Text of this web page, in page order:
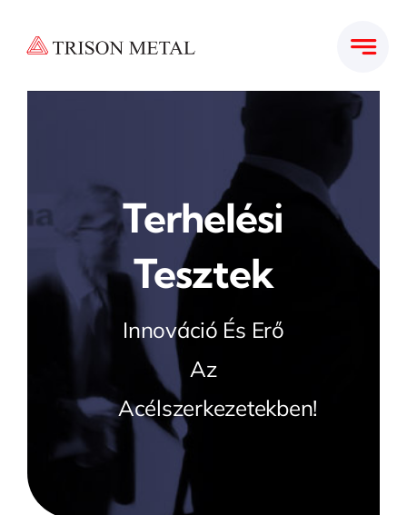
Terhelési
Tesztek
Innováció És Erő
Az
Acélszerkezetekben!